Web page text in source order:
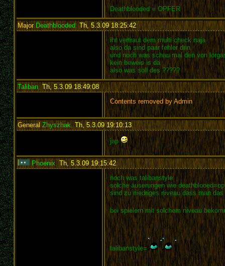
Deathblooded = OPFER
MajorDeathblooded,Th, 5.3.09 18:25:42:
ihr vertraut dem multi check naja
also da sind paar fehler drin
und noch was schau mal den von
kein beweis is da
also was soll des ?????
Taliban,Th, 5.3.09 18:49:08:
Contents removed by Admin
General Zhyszhak ,Th, 5.3.09 19:10:13:
jap
Phoenix, Th, 5.3.09 19:15:42:
noch was talibanstyle
solche äuserungen wie
sind zu niedriges niveau dass man
bei spielern mit solchem niveau
talibanstyle=